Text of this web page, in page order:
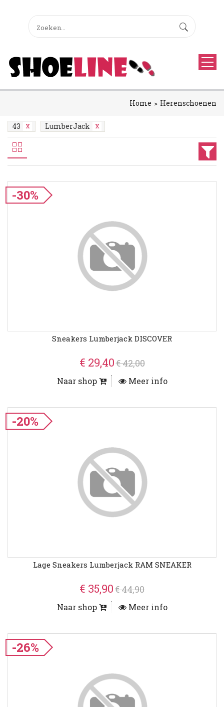
Home Herenschoenen
43 LumberJack
-30%
Sneakers Lumberjack DISCOVER
€ 29,40€ 42,00
Naar shop Meer info
-20%
Lage Sneakers Lumberjack RAM SNEAKER
€ 35,90€ 44,90
Naar shop Meer info
-26%